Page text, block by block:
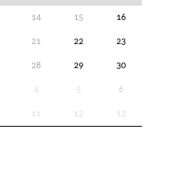
14 15 16
21 22 23
28 29 30
4 5 6
11 12 13